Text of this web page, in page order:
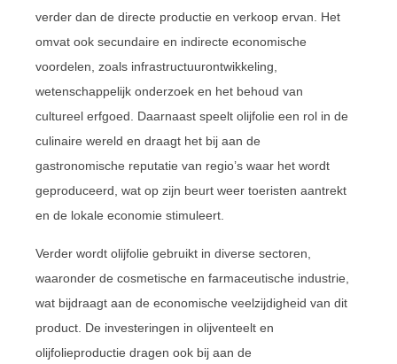
verder dan de directe productie en verkoop ervan. Het
omvat ook secundaire en indirecte economische
voordelen, zoals infrastructuurontwikkeling,
wetenschappelijk onderzoek en het behoud van
cultureel erfgoed. Daarnaast speelt olijfolie een rol in de
culinaire wereld en draagt het bij aan de
gastronomische reputatie van regio’s waar het wordt
geproduceerd, wat op zijn beurt weer toeristen aantrekt
en de lokale economie stimuleert.
Verder wordt olijfolie gebruikt in diverse sectoren,
waaronder de cosmetische en farmaceutische industrie,
wat bijdraagt aan de economische veelzijdigheid van dit
product. De investeringen in olijventeelt en
olijfolieproductie dragen ook bij aan de